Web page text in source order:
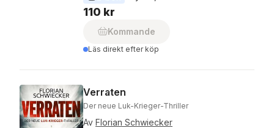
110 kr
Kommande
Läs direkt efter köp
Verraten
Der neue Luk-Krieger-Thriller
Av Florian Schwiecker